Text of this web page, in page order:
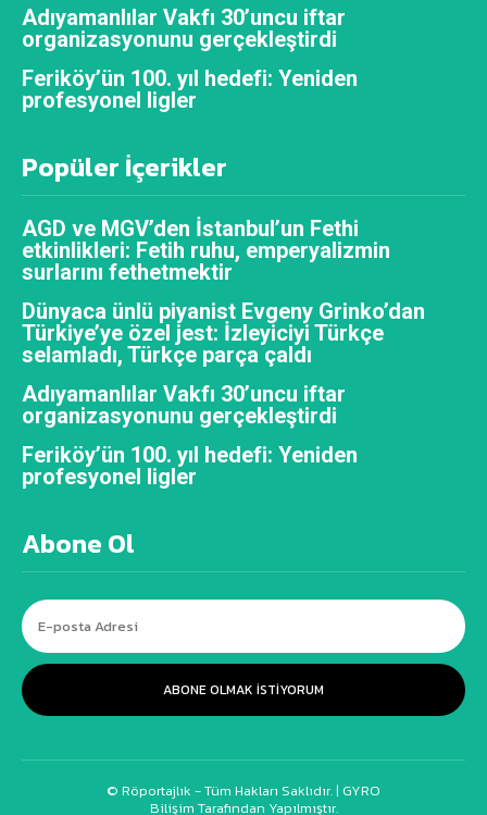
Adıyamanlılar Vakfı 30’uncu iftar
organizasyonunu gerçekleştirdi
Feriköy’ün 100. yıl hedefi: Yeniden
profesyonel ligler
Popüler İçerikler
AGD ve MGV’den İstanbul’un Fethi
etkinlikleri: Fetih ruhu, emperyalizmin
surlarını fethetmektir
Dünyaca ünlü piyanist Evgeny Grinko’dan
Türkiye’ye özel jest: İzleyiciyi Türkçe
selamladı, Türkçe parça çaldı
Adıyamanlılar Vakfı 30’uncu iftar
organizasyonunu gerçekleştirdi
Feriköy’ün 100. yıl hedefi: Yeniden
profesyonel ligler
Abone Ol
ABONE OLMAK ISTIYORUM
© Röportajlık - Tüm Hakları Saklıdır. | GYRO
Bilişim Tarafından Yapılmıştır.